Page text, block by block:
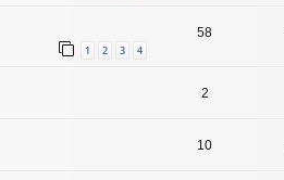
1 2 3 4
58
2
10